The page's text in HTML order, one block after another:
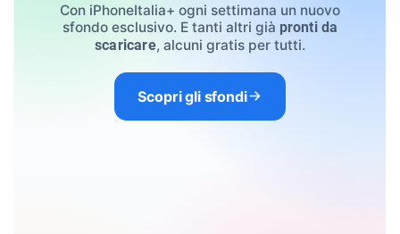
Con iPhoneItalia+ ogni settimana un nuovo
sfondo esclusivo. E tanti altri già pronti da
scaricare, alcuni gratis per tutti.
Scopri gli sfondi